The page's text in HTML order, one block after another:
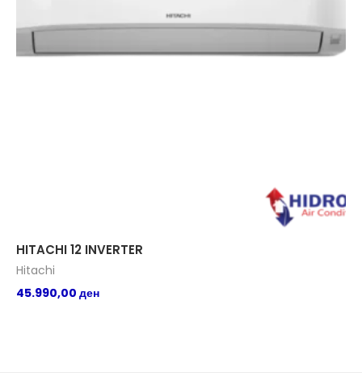
HITACHI 12 INVERTER
Hitachi
45.990,00 ден